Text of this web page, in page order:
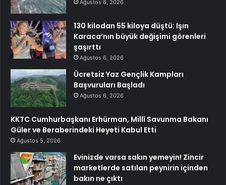
Ağustos 6, 2026
130 kilodan 55 kiloya düştü: Işın
Karaca’nın büyük değişimi görenleri
şaşırttı
Ağustos 6, 2026
Ücretsiz Yaz Gençlik Kampları
Başvuruları Başladı
Ağustos 6, 2026
KKTC Cumhurbaşkanı Erhürman, Millî Savunma Bakanı
Güler ve Beraberindeki Heyeti Kabul Etti
Ağustos 5, 2026
Evinizde varsa sakın yemeyin! Zincir
marketlerde satılan peynirin içinden
bakın ne çıktı